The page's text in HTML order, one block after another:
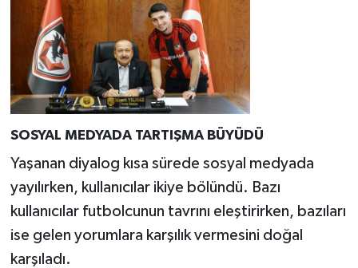
SOSYAL MEDYADA TARTIŞMA BÜYÜDÜ
Yaşanan diyalog kısa sürede sosyal medyada
yayılırken, kullanıcılar ikiye bölündü. Bazı
kullanıcılar futbolcunun tavrını eleştirirken, bazıları
ise gelen yorumlara karşılık vermesini doğal
karşıladı.